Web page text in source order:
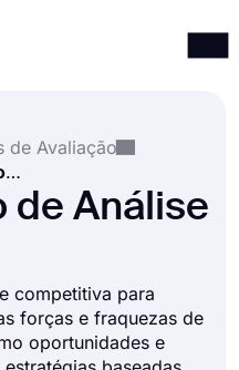
de Avaliação
Questionário de Análise Competitiva
de Análise
competitiva para
forças e fraquezas de
oportunidades e